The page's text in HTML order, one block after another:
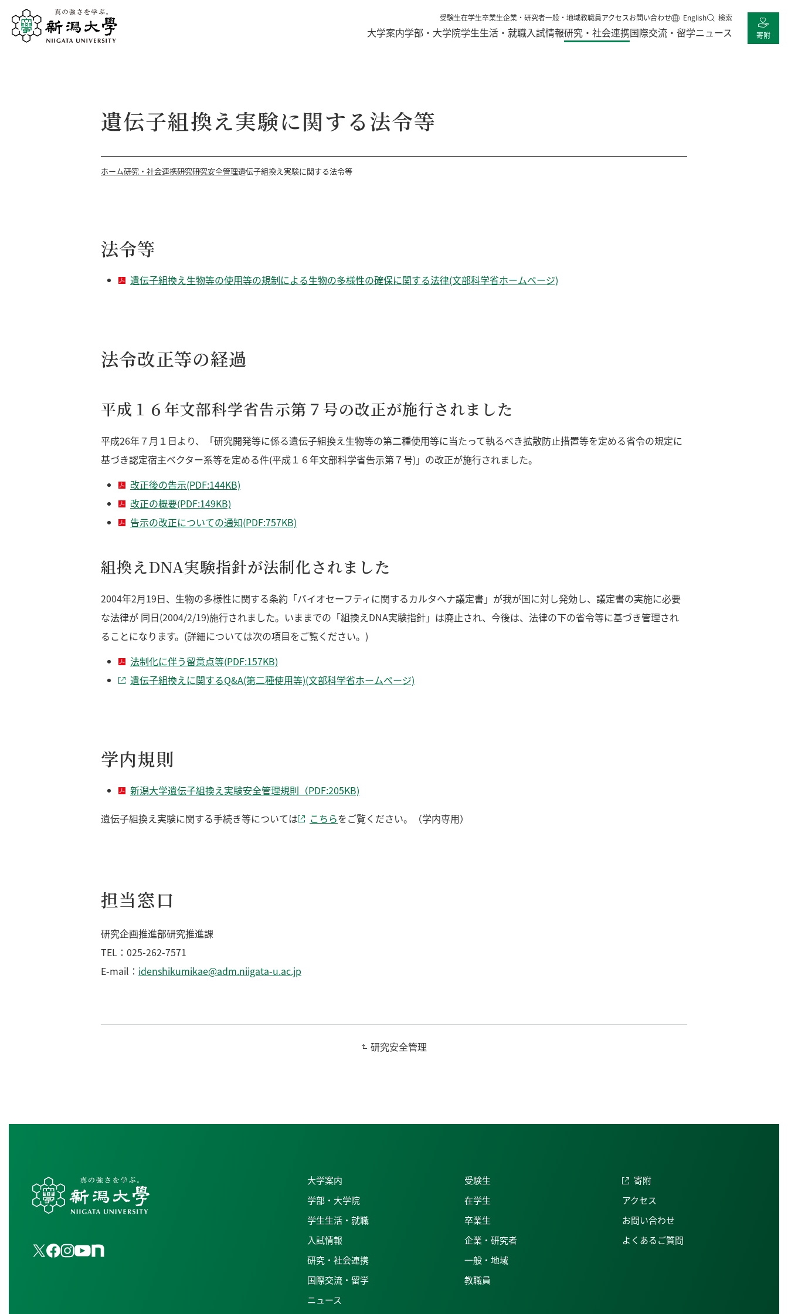
大学案内学部・大学院学生生活・就職入試情報研究・社会連携国際交流・留学ニュース
受験生在学生卒業生企業・研究者一般・地域教職員アクセスお問い合わせ
English
寄附
検索
遺伝子組換え実験に関する法令等
ホーム研究・社会連携研究研究安全管理遺伝子組換え実験に関する法令等
法令等
遺伝子組換え生物等の使用等の規制による生物の多様性の確保に関する法律(文部科学省ホームページ)
法令改正等の経過
平成１６年文部科学省告示第７号の改正が施行されました
平成26年７月１日より、「研究開発等に係る遺伝子組換え生物等の第二種使用等に当たって執るべき拡散防止措置等を定める省令の規定に
基づき認定宿主ベクター系等を定める件(平成１６年文部科学省告示第７号)」の改正が施行されました。
改正後の告示(PDF:144KB)
改正の概要(PDF:149KB)
告示の改正についての通知(PDF:757KB)
組換えDNA実験指針が法制化されました
2004年2月19日、生物の多様性に関する条約「バイオセーフティに関するカルタヘナ議定書」が我が国に対し発効し、議定書の実施に必要
な法律が 同日(2004/2/19)施行されました。いままでの「組換えDNA実験指針」は廃止され、今後は、法律の下の省令等に基づき管理され
ることになります。(詳細については次の項目をご覧ください。)
法制化に伴う留意点等(PDF:157KB)
遺伝子組換えに関するQ&A(第二種使用等)(文部科学省ホームページ)
学内規則
新潟大学遺伝子組換え実験安全管理規則（PDF:205KB)
遺伝子組換え実験に関する手続き等については
こちらをご覧ください。（学内専用）
担当窓口
研究企画推進部研究推進課
TEL：025-262-7571
E-mail： idenshikumikae@adm.niigata-u.ac.jp
研究安全管理
大学案内
学部・大学院
学生生活・就職
入試情報
研究・社会連携
国際交流・留学
ニュース
受験生
在学生
卒業生
企業・研究者
一般・地域
教職員
寄附
アクセス
お問い合わせ
よくあるご質問